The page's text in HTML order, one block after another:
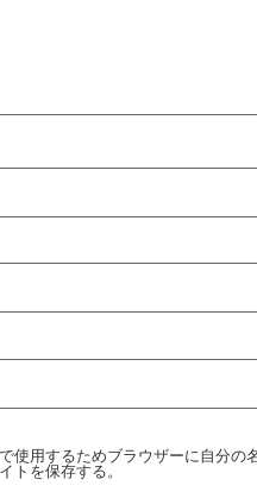
使用するためブラウザーに自分の
トを保存する。